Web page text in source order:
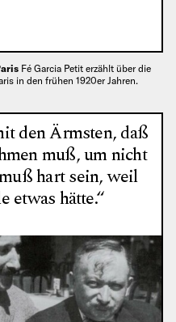
Fé Garcia Petit erzählt über die
in den frühen 1920er Jahren.
den Ärmsten, daß
muß, um nicht
hart sein, weil
etwas hätte.“